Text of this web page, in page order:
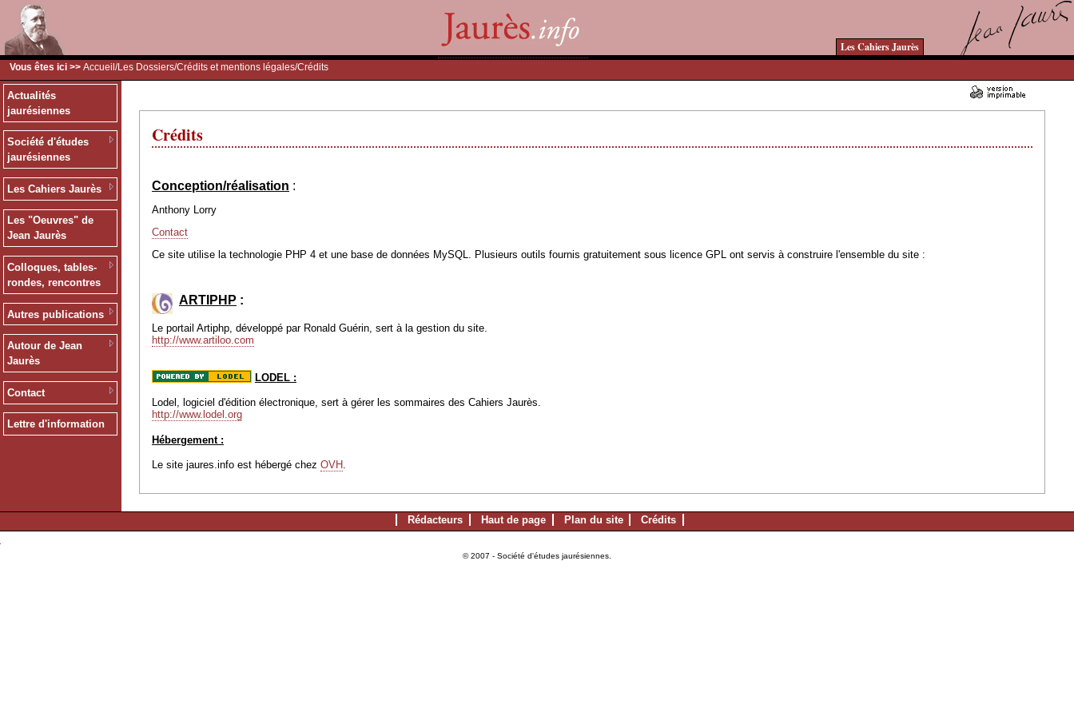
Les Cahiers Jaurès
Vous êtes ici >> Accueil /Les Dossiers/Crédits et mentions légales/Crédits
Actualités
jaurésiennes
Société d'études
jaurésiennes
Les Cahiers Jaurès
Les "Oeuvres" de
Jean Jaurès
Colloques, tables-
rondes, rencontres
Autres publications
Autour de Jean
Jaurès
Contact
Lettre d'information
Crédits
Conception/réalisation :
Anthony Lorry
Contact
Ce site utilise la technologie PHP 4 et une base de données MySQL. Plusieurs outils fournis gratuitement sous licence GPL ont servis à construire l'ensemble du site :
ARTIPHP :
Le portail Artiphp, développé par Ronald Guérin, sert à la gestion du site.
http://www.artiloo.com
LODEL :
Lodel, logiciel d'édition électronique, sert à gérer les sommaires des Cahiers Jaurès.
http://www.lodel.org
Hébergement :
Le site jaures.info est hébergé chez OVH
Rédacteurs Haut de page Plan du site Crédits
© 2007 - Société d'études jaurésiennes.